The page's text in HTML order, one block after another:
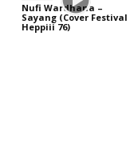
Nufi Wardhana –
Sayang (Cover Festival
Heppiii 76)